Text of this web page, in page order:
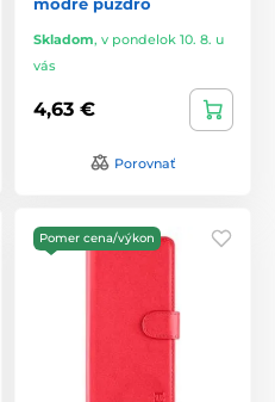
Skladom, v pondelok 10. 8. u
vás
4,63 €
Porovnať
Pomer cena/výkon